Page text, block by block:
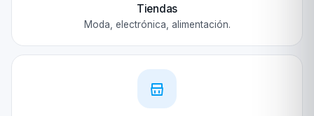
Tiendas
Moda, electrónica, alimentación.